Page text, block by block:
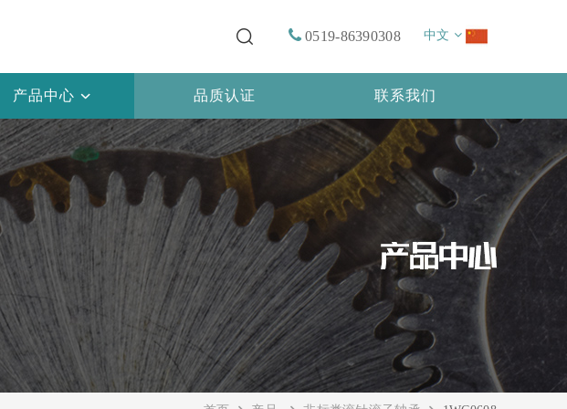
中文
0519-86390308
产品中心 品质认证 联系我们